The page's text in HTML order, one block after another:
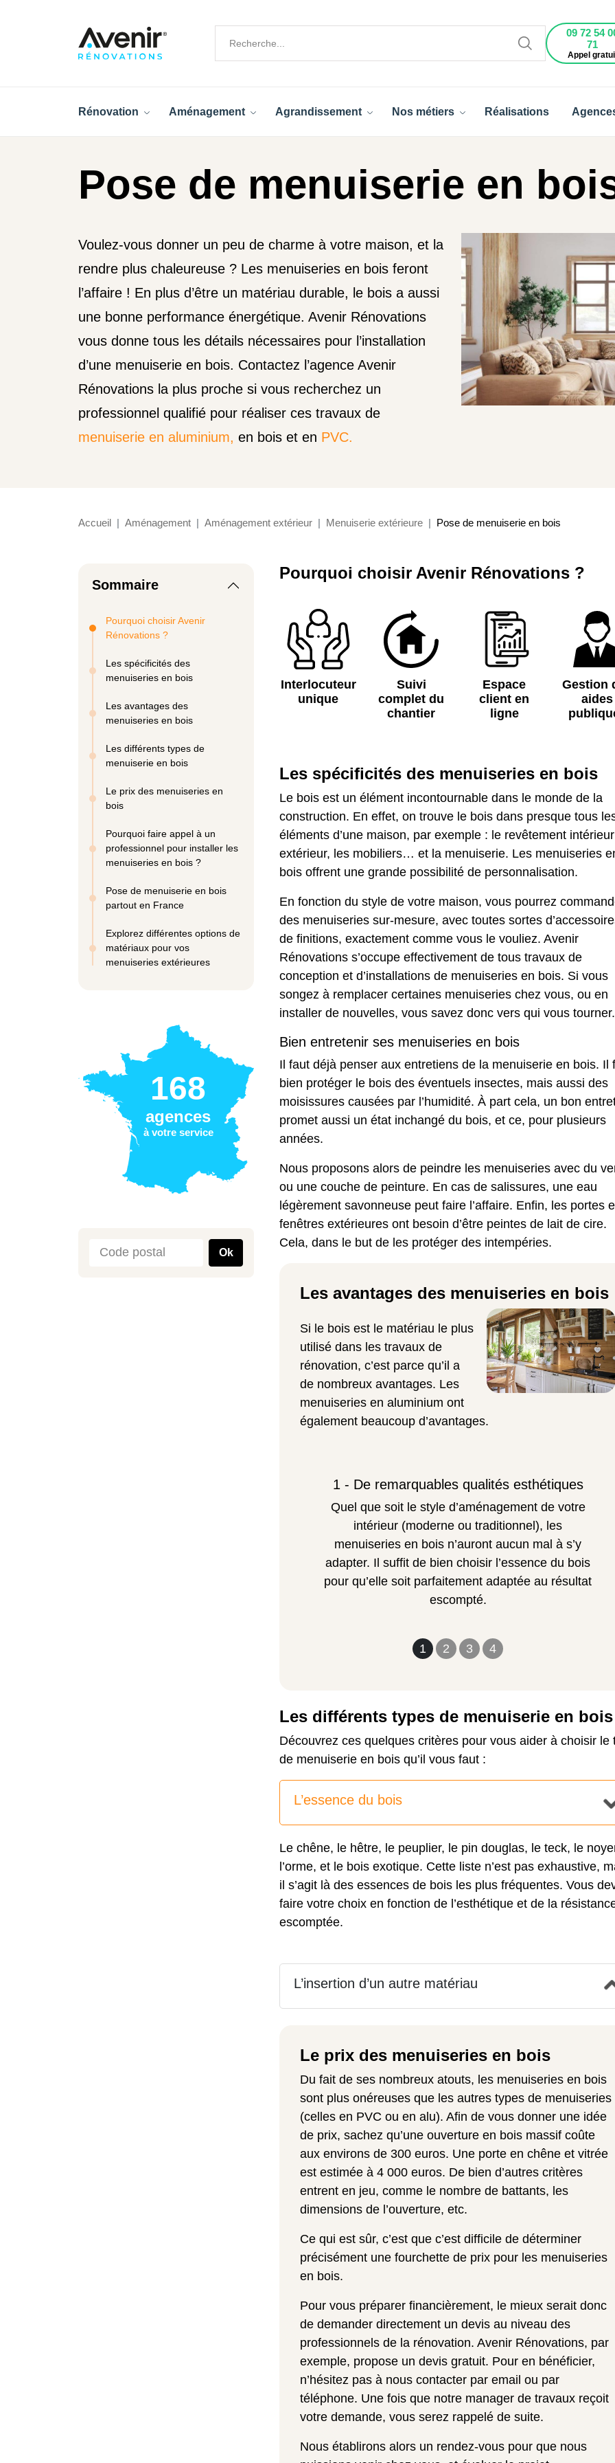
09 72 54
71
Appel
Rénovation Aménagement Agrandissement Nos métiers Réalisations
Pose de menuiserie en
Voulez-vous donner un peu de charme à votre maison, et la
rendre plus chaleureuse ? Les menuiseries en bois feront
l’affaire ! En plus d’être un matériau durable, le bois a aussi
une bonne performance énergétique. Avenir Rénovations
vous donne tous les détails nécessaires pour l’installation
d’une menuiserie en bois. Contactez l’agence Avenir
Rénovations la plus proche si vous recherchez un
professionnel qualifié pour réaliser ces travaux de
menuiserie en aluminium, en bois et en PVC.
Accueil Aménagement Aménagement extérieur Menuiserie extérieure Pose de menuiserie en bois
Sommaire
Pourquoi choisir Avenir
Rénovations ?
Les spécificités des
menuiseries en bois
Les avantages des
menuiseries en bois
Les différents types de
menuiserie en bois
Le prix des menuiseries en
bois
Pourquoi faire appel à un
professionnel pour installer les
menuiseries en bois ?
Pose de menuiserie en bois
partout en France
Explorez différentes options de
matériaux pour vos
menuiseries extérieures
168
agences
à votre service
Ok
Pourquoi choisir Avenir Rénovations ?
Interlocuteur
unique
Suivi
complet du
chantier
Espace
client en
ligne
Gestion
aides
Les spécificités des menuiseries en bois
Le bois est un élément incontournable dans le monde de la
construction. En effet, on trouve le bois dans presque tous
éléments d’une maison, par exemple : le revêtement
extérieur, les mobiliers… et la menuiserie. Les menuiseries
bois offrent une grande possibilité de personnalisation.
En fonction du style de votre maison, vous pourrez
des menuiseries sur-mesure, avec toutes sortes
de finitions, exactement comme vous le vouliez. Avenir
Rénovations s’occupe effectivement de tous travaux de
conception et d’installations de menuiseries en bois. Si vous
songez à remplacer certaines menuiseries chez vous, ou en
installer de nouvelles, vous savez donc vers qui vous tourner.
Bien entretenir ses menuiseries en bois
Il faut déjà penser aux entretiens de la menuiserie en bois. Il
bien protéger le bois des éventuels insectes, mais aussi des
moisissures causées par l’humidité. À part cela, un bon
promet aussi un état inchangé du bois, et ce, pour plusieurs
années.
Nous proposons alors de peindre les menuiseries avec du
ou une couche de peinture. En cas de salissures, une eau
légèrement savonneuse peut faire l’affaire. Enfin, les portes
fenêtres extérieures ont besoin d’être peintes de lait de cire.
Cela, dans le but de les protéger des intempéries.
Les avantages des menuiseries en bois
Si le bois est le matériau le plus
utilisé dans les travaux de
rénovation, c’est parce qu’il a
de nombreux avantages. Les
menuiseries en aluminium ont
également beaucoup d’avantages.
1 2 3 4
1 - De remarquables qualités esthétiques
Quel que soit le style d’aménagement de votre
intérieur (moderne ou traditionnel), les
menuiseries en bois n’auront aucun mal à s’y
adapter. Il suffit de bien choisir l’essence du bois
pour qu’elle soit parfaitement adaptée au résultat
escompté.
Les différents types de menuiserie en bois
Découvrez ces quelques critères pour vous aider à choisir le
de menuiserie en bois qu’il vous faut :
L’essence du bois
Le chêne, le hêtre, le peuplier, le pin douglas, le teck, le
l’orme, et le bois exotique. Cette liste n’est pas exhaustive,
il s’agit là des essences de bois les plus fréquentes. Vous
faire votre choix en fonction de l’esthétique et de la
escomptée.
L’insertion d’un autre matériau
Le prix des menuiseries en bois
Du fait de ses nombreux atouts, les menuiseries en bois
sont plus onéreuses que les autres types de menuiseries
(celles en PVC ou en alu). Afin de vous donner une idée
de prix, sachez qu’une ouverture en bois massif coûte
aux environs de 300 euros. Une porte en chêne et vitrée
est estimée à 4 000 euros. De bien d’autres critères
entrent en jeu, comme le nombre de battants, les
dimensions de l’ouverture, etc.
Ce qui est sûr, c’est que c’est difficile de déterminer
précisément une fourchette de prix pour les menuiseries
en bois.
Pour vous préparer financièrement, le mieux serait donc
de demander directement un devis au niveau des
professionnels de la rénovation. Avenir Rénovations, par
exemple, propose un devis gratuit. Pour en bénéficier,
n’hésitez pas à nous contacter par email ou par
téléphone. Une fois que notre manager de travaux reçoit
votre demande, vous serez rappelé de suite.
Nous établirons alors un rendez-vous pour que nous